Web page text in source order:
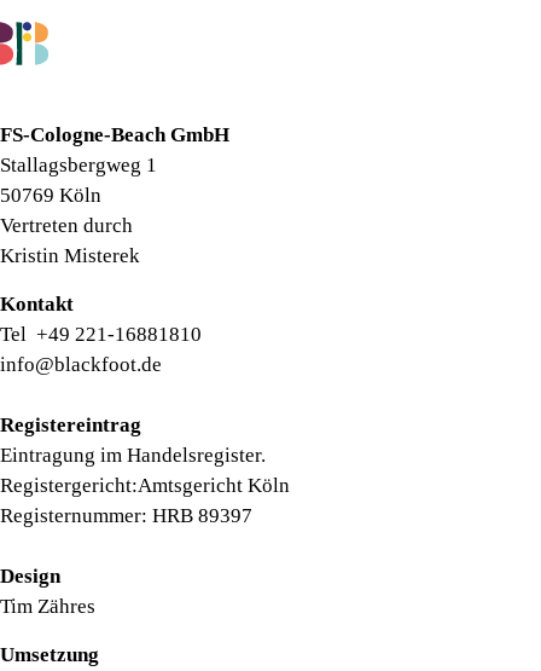
FS-Cologne-Beach GmbH
Stallagsbergweg 1
50769 Köln
Vertreten durch
Kristin Misterek
Kontakt
Tel +49 221-16881810
info@blackfoot.de
Registereintrag
Eintragung im Handelsregister.
Registergericht:Amtsgericht Köln
Registernummer: HRB 89397
Design
Tim Zähres
Umsetzung